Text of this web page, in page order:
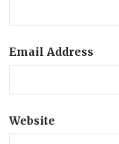
Email Address
Website